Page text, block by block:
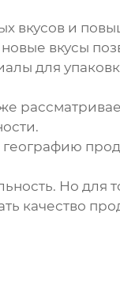
вкусов и
вкусы
для
Но для
качество